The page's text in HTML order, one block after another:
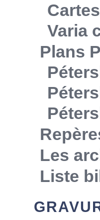
Varia
Plans
Les
Liste